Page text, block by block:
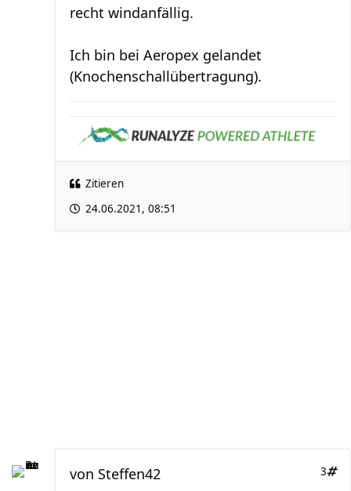
recht windanfällig.
Ich bin bei Aeropex gelandet
(Knochenschallübertragung).
Zitieren
24.06.2021, 08:51
3
von Steffen42